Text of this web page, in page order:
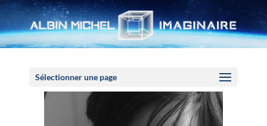
Sélectionner une page
Panneau de gestion des cookies